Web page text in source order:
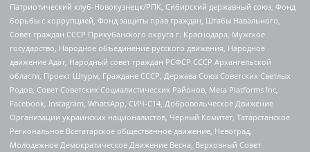
Патриотический клуб-Новокузнецк/РПК, Сибирский державный союз, Фонд
борьбы с коррупцией, Фонд защиты прав граждан, Штабы Навального,
Совет граждан СССР Прикубанского округа г. Краснодара, Мужское
государство, Народное объединение русского движения, Народное
движение Адат, Народный совет граждан РСФСР СССР Архангельской
области, Проект Штурм, Граждане СССР, Держава Союз Советских Светлых
Родов, Совет Советских Социалистических Районов, Meta Platforms Inc,
Facebook, Instagram, WhatsApp, СИЧ-С14, Добровольческое Движение
Организации украинских националистов, Черный Комитет, Татарстанское
Региональное Всетатарское общественное движение, Невоград,
Молодежное Демократическое Движение Весна, Верховный Совет